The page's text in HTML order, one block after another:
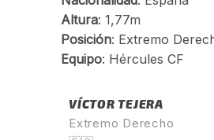
VÍCTOR TEJERA
Extremo Derecho